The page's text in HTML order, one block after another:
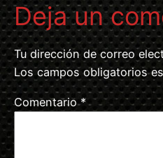
Deja un
Tu dirección de correo
Los campos obligatorios
Comentario*